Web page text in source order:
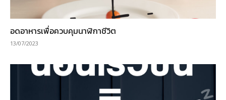
อดอาหารเพื่อควบคุมนาฬิกาชีวิต
13/07/2023